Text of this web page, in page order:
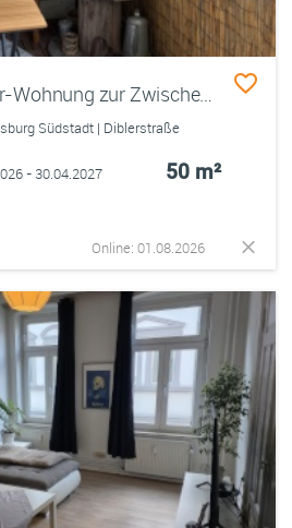
Möblierte 2-Zimmer-Wohnung zur Zwischenmiete | Dez–Apr | Balkon, Garten, Stellplatz
Südstadt | Diblerstraße
- 30.04.2027 50 m²
Online: 01.08.2026